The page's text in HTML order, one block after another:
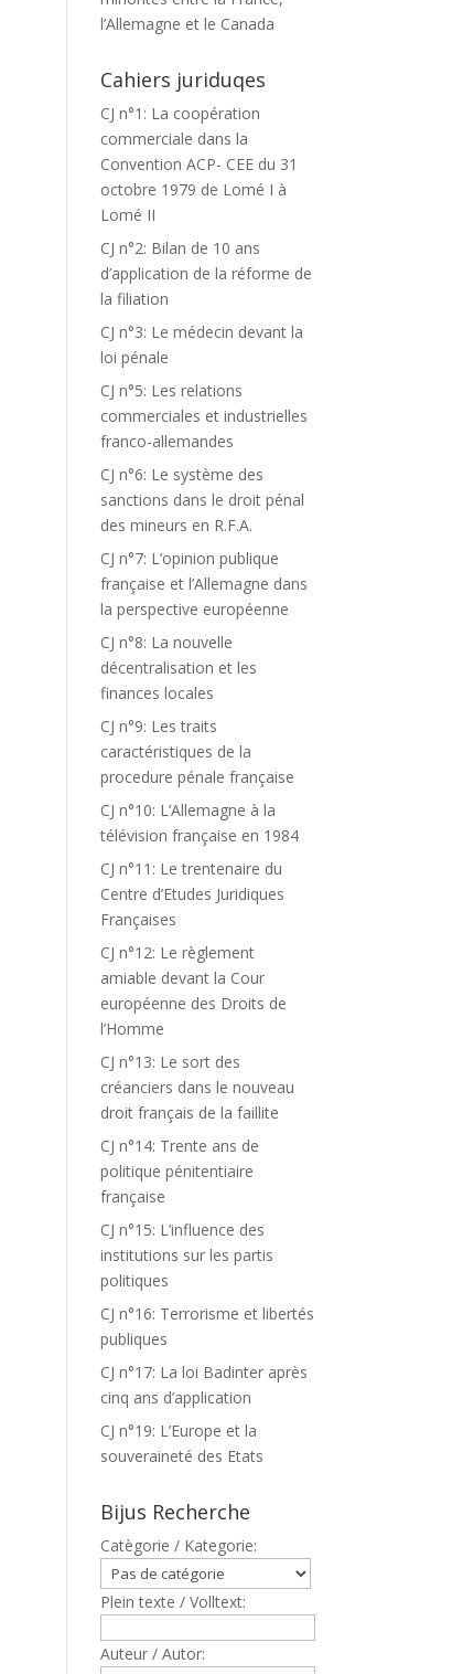
l’Allemagne et le Canada
Cahiers juriduqes
CJ n°1: La coopération
commerciale dans la
Convention ACP- CEE du 31
octobre 1979 de Lomé I à
Lomé II
CJ n°2: Bilan de 10 ans
d’application de la réforme de
la filiation
CJ n°3: Le médecin devant la
loi pénale
CJ n°5: Les relations
commerciales et industrielles
franco-allemandes
CJ n°6: Le système des
sanctions dans le droit pénal
des mineurs en R.F.A.
CJ n°7: L’opinion publique
française et l’Allemagne dans
la perspective européenne
CJ n°8: La nouvelle
décentralisation et les
finances locales
CJ n°9: Les traits
caractéristiques de la
procedure pénale française
CJ n°10: L’Allemagne à la
télévision française en 1984
CJ n°11: Le trentenaire du
Centre d’Etudes Juridiques
Françaises
CJ n°12: Le règlement
amiable devant la Cour
européenne des Droits de
l’Homme
CJ n°13: Le sort des
créanciers dans le nouveau
droit français de la faillite
CJ n°14: Trente ans de
politique pénitentiaire
française
CJ n°15: L’influence des
institutions sur les partis
politiques
CJ n°16: Terrorisme et libertés
publiques
CJ n°17: La loi Badinter après
cinq ans d’application
CJ n°19: L’Europe et la
souveraineté des Etats
Bijus Recherche
Catègorie / Kategorie:
Plein texte / Volltext:
Auteur / Autor: